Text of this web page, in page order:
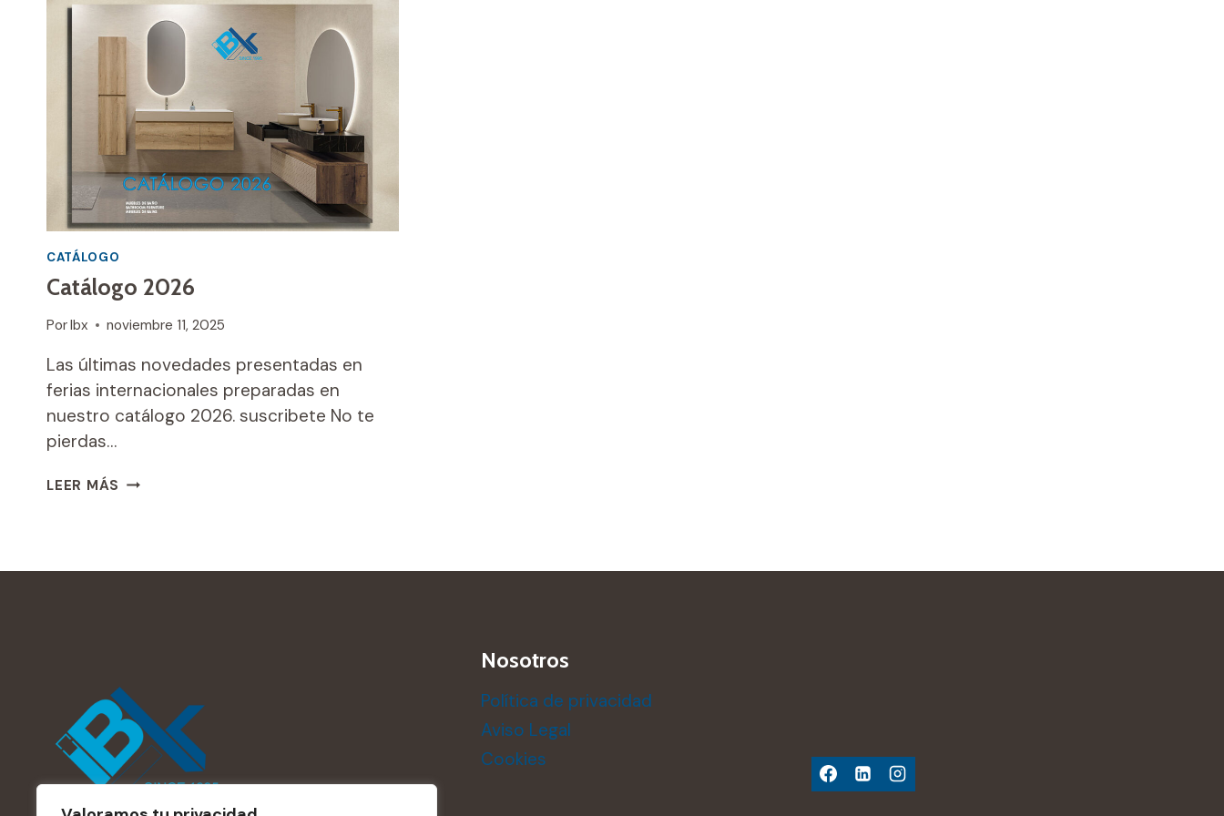
CATÁLOGO
Catálogo 2026
PorIbx noviembre 11, 2025
Las últimas novedades presentadas en
ferias internacionales preparadas en
nuestro catálogo 2026. suscribete No te
pierdas…
LEER MÁS CATÁLOGO
Nosotros
Política de privacidad
Aviso Legal
Cookies